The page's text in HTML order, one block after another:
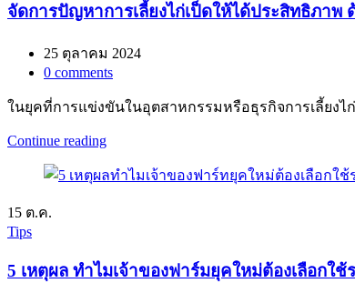
จัดการปัญหาการเลี้ยงไก่เป็ดให้ได้ประสิทธิภาพ
25 ตุลาคม 2024
0 comments
ในยุคที่การแข่งขันในอุตสาหกรรมหรือธุรกิจการเลี้ยงไ
Continue reading
15 ต.ค.
Tips
5 เหตุผล ทำไมเจ้าของฟาร์มยุคใหม่ต้องเลือกใช้